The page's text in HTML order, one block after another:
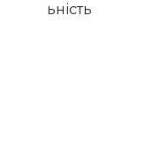
ьність